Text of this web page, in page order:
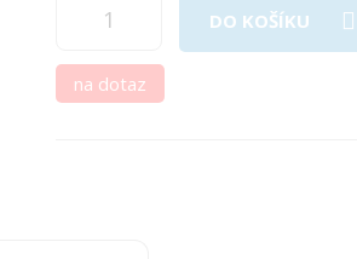
DO KOŠÍKU
na dotaz